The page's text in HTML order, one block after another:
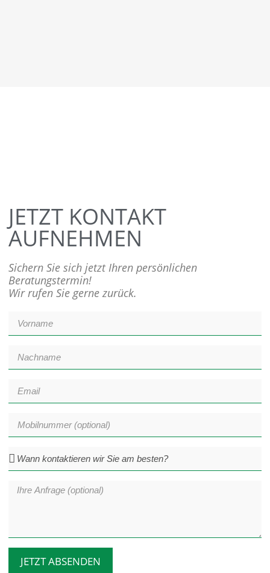
JETZT KONTAKT
AUFNEHMEN
Sichern Sie sich jetzt Ihren persönlichen
Beratungstermin!
Wir rufen Sie gerne zurück.
JETZT ABSENDEN